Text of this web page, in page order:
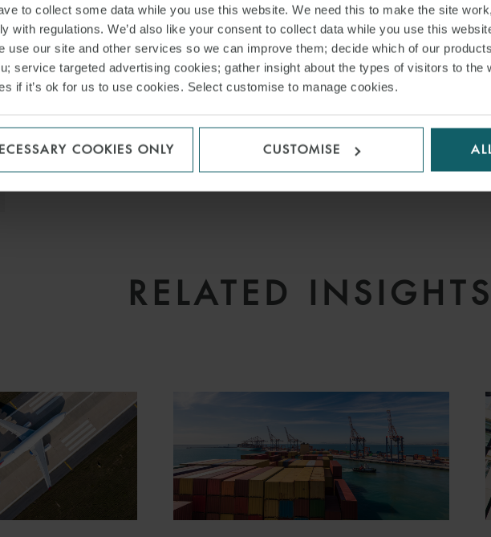
to collect some data while you use this website. We need this to make the site
with regulations. We’d also like your consent to collect data while you use this
use our site and other services so we can improve them; decide which of our
service targeted advertising cookies; gather insight about the types of visitors to the
if it’s ok for us to use cookies. Select customise to manage cookies.
COOKIES ONLY CUSTOMISE
DOWNLOAD PDF
SHARE THIS PAGE
TECHNOLOGY TRAVEL TECHNOLOGY DIGITAL
RELATED INSIGHTS